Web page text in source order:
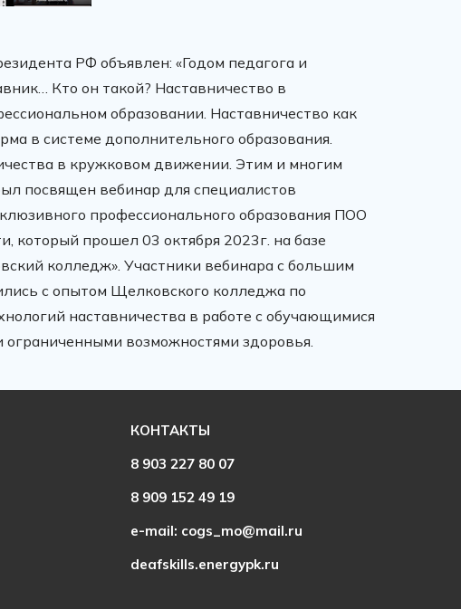
РФ объявлен: «Годом педагога и
Кто он такой? Наставничество в
образовании. Наставничество как
в системе дополнительного образования.
в кружковом движении. Этим и многим
посвящен вебинар для специалистов
профессионального образования ПОО
который прошел 03 октября 2023г. на базе
колледж». Участники вебинара с большим
с опытом Щелковского колледжа по
наставничества в работе с обучающимися
возможностями здоровья.
КОНТАКТЫ
8 903 227 80 07
8 909 152 49 19
e-mail: cogs_mo@mail.ru
deafskills.energypk.ru